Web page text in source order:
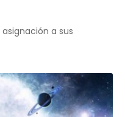
a sus